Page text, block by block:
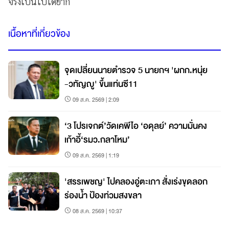
เนื้อหาที่เกี่ยวข้อง
จุดเปลี่ยนนายตำรวจ 5 นายกฯ 'ผกก.หนุ่ย
-วทัญญู' ขึ้นแท่นซี11
09 ส.ค. 2569 | 2:09
‘3 โปรเจกต์’วัดเคพีไอ ‘อดุลย์’ ความมั่นคง
เก้าอี้‘รมว.กลาโหม’
09 ส.ค. 2569 | 1:19
'สรรเพชญ' ไปคลองอู่ตะเภา สั่งเร่งขุดลอก
ร่องน้ำ ป้องท่วมสงขลา
08 ส.ค. 2569 | 10:37